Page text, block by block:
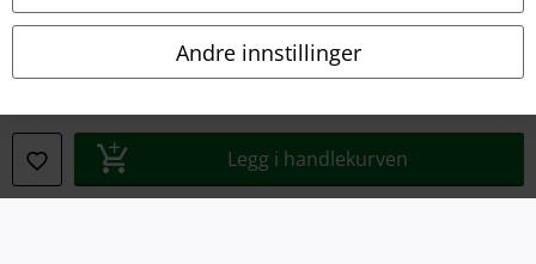
Andre innstillinger
Legg i handlekurven
Avfallshåndtering og miljøbeskyttelse
Samsvarserklæring
Innstillinger for cookies
Angre bestilling